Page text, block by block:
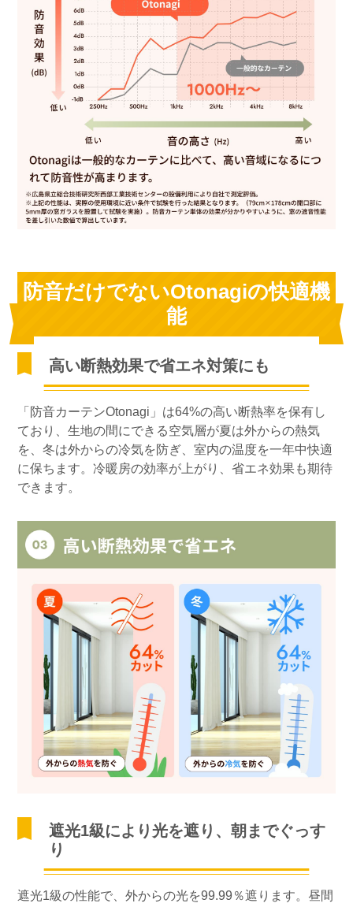
防音だけでないOtonagiの快適機
能
高い断熱効果で省エネ対策にも
「防音カーテンOtonagi」は64%の高い断熱率を保有し
ており、生地の間にできる空気層が夏は外からの熱気
を、冬は外からの冷気を防ぎ、室内の温度を一年中快適
に保ちます。冷暖房の効率が上がり、省エネ効果も期待
できます。
遮光1級により光を遮り、朝までぐっす
り
遮光1級の性能で、外からの光を99.99％遮ります。昼間